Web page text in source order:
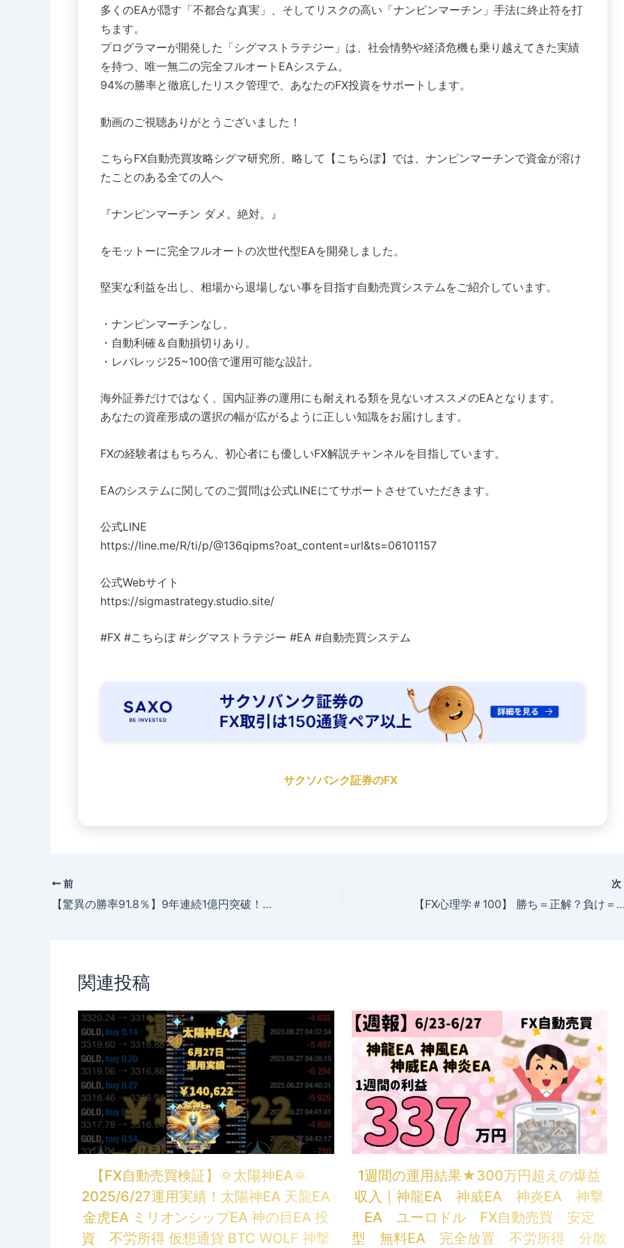
多くのEAが隠す「不都合な真実」、そしてリスクの高い「ナンピンマーチン」手法に終止符を打
ちます。
プログラマーが開発した「シグマストラテジー」は、社会情勢や経済危機も乗り越えてきた実績
を持つ、唯一無二の完全フルオートEAシステム。
94%の勝率と徹底したリスク管理で、あなたのFX投資をサポートします。
動画のご視聴ありがとうございました！
こちらFX自動売買攻略シグマ研究所、略して【こちらぼ】では、ナンピンマーチンで資金が溶け
たことのある全ての人へ
『ナンピンマーチン ダメ。絶対。』
をモットーに完全フルオートの次世代型EAを開発しました。
堅実な利益を出し、相場から退場しない事を目指す自動売買システムをご紹介しています。
・ナンピンマーチンなし。
・自動利確＆自動損切りあり。
・レバレッジ25~100倍で運用可能な設計。
海外証券だけではなく、国内証券の運用にも耐えれる類を見ないオススメのEAとなります。
あなたの資産形成の選択の幅が広がるように正しい知識をお届けします。
FXの経験者はもちろん、初心者にも優しいFX解説チャンネルを目指しています。
EAのシステムに関してのご質問は公式LINEにてサポートさせていただきます。
公式LINE
https://line.me/R/ti/p/@136qipms?oat_content=url&ts=06101157
公式Webサイト
https://sigmastrategy.studio.site/
#FX #こちらぼ #シグマストラテジー #EA #自動売買システム
サクソバンク証券のFX
前
【驚異の勝率91.8％】9年連続1億円突破！即日利益実現FXツール
次
【FX心理学＃100】 勝ち＝正解？負け＝不正解？ 〜FXで本当に必要な視点とは〜。#FX心理学 #FX初心者 #損切りできない
関連投稿
【FX自動売買検証】🌞太陽神EA🌞
2025/6/27運用実績！太陽神EA 天龍EA
金虎EA ミリオンシップEA 神の目EA 投
資 不労所得 仮想通貨 BTC WOLF 神撃
1週間の運用結果★300万円超えの爆益
収入｜神龍EA 神威EA 神炎EA 神撃
EA ユーロドル FX自動売買 安定
型 無料EA 完全放置 不労所得 分散